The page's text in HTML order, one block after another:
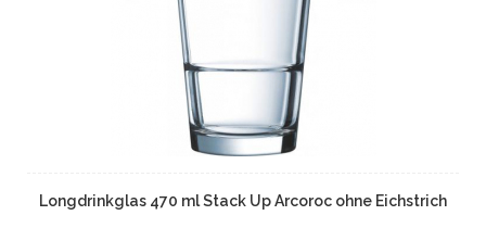
Longdrinkglas 470 ml Stack Up Arcoroc ohne Eichstrich